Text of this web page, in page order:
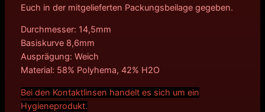
Euch in der mitgelieferten Packungsbeilage gegeben.
Durchmesser: 14,5mm
Basiskurve 8,6mm
Ausprägung: Weich
Material: 58% Polyhema, 42% H2O
Bei den Kontaktlinsen handelt es sich um ein
Hygieneprodukt.